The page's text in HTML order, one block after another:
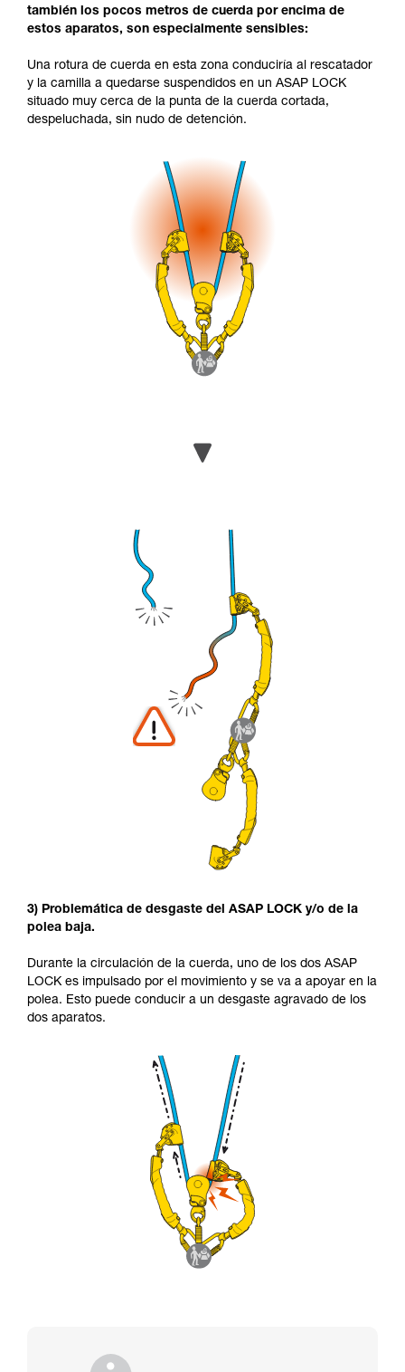
también los pocos metros de cuerda por encima de
estos aparatos, son especialmente sensibles:
Una rotura de cuerda en esta zona conduciría al rescatador
y la camilla a quedarse suspendidos en un ASAP LOCK
situado muy cerca de la punta de la cuerda cortada,
despeluchada, sin nudo de detención.
3) Problemática de desgaste del ASAP LOCK y/o de la
polea baja.
Durante la circulación de la cuerda, uno de los dos ASAP
LOCK es impulsado por el movimiento y se va a apoyar en la
polea. Esto puede conducir a un desgaste agravado de los
dos aparatos.